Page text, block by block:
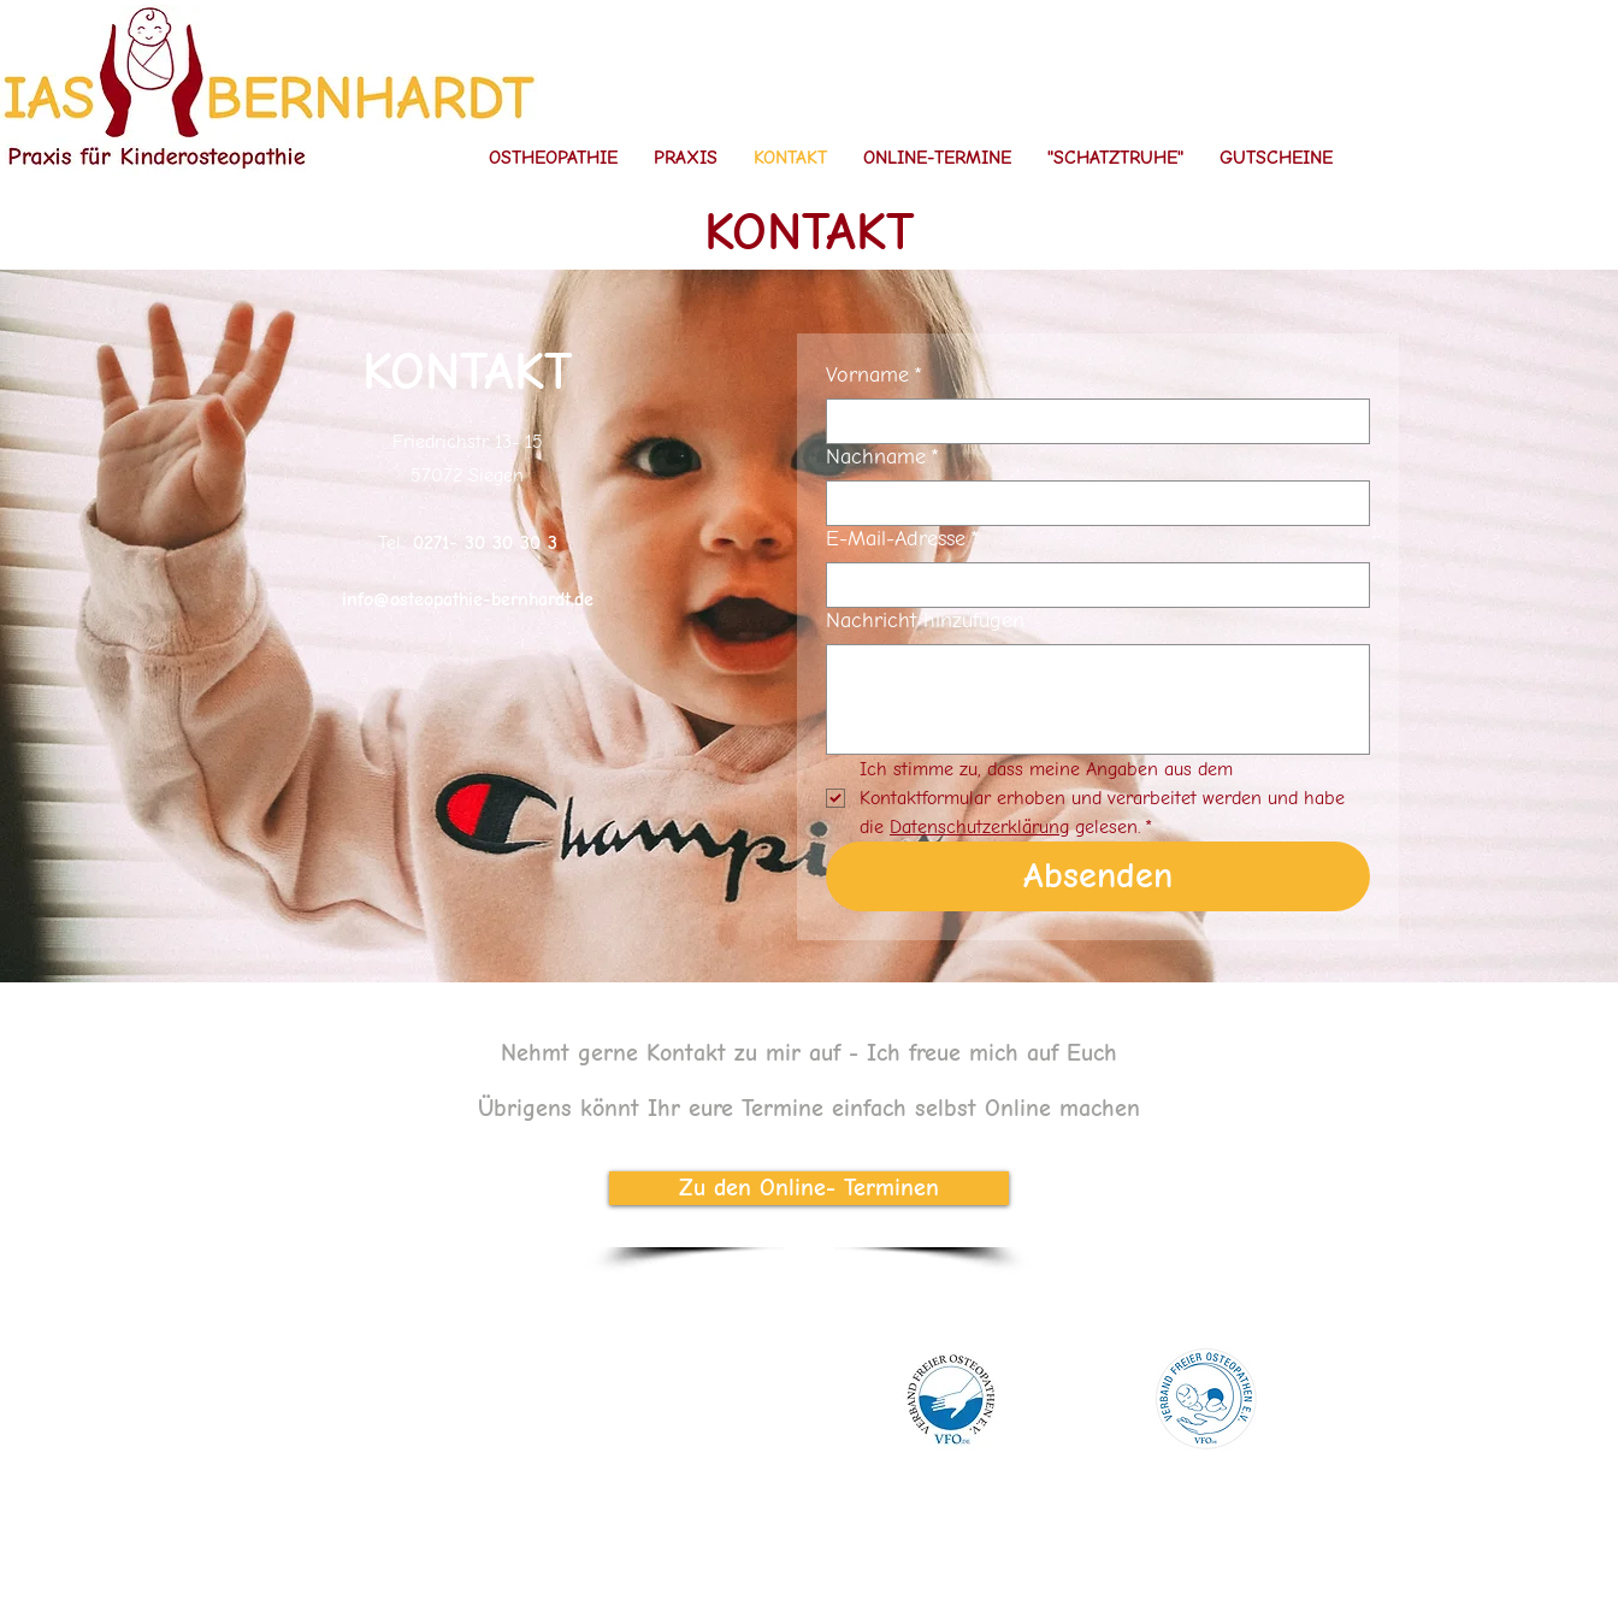
OSTHEOPATHIE PRAXIS KONTAKT ONLINE-TERMINE "SCHATZTRUHE" GUTSCHEINE
KONTAKT
KONTAKT
Friedrichstr. 13- 15
57072 Siegen
Tel.: 0271- 30 30 30 3
info@osteopathie-bernhardt.de
Vorname *
Nachname *
E-Mail-Adresse*
Nachricht hinzufügen
Ich stimme zu, dass meine Angaben aus dem
Kontaktformular erhoben und verarbeitet werden und habe
die Datenschutzerklärung gelesen. *
Absenden
Nehmt gerne Kontakt zu mir auf - Ich freue mich auf Euch
Übrigens könnt Ihr eure Termine einfach selbst Online machen
Zu den Online- Terminen